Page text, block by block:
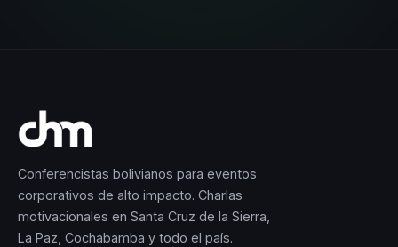
Conferencistas bolivianos para eventos
corporativos de alto impacto. Charlas
motivacionales en Santa Cruz de la Sierra,
La Paz, Cochabamba y todo el país.